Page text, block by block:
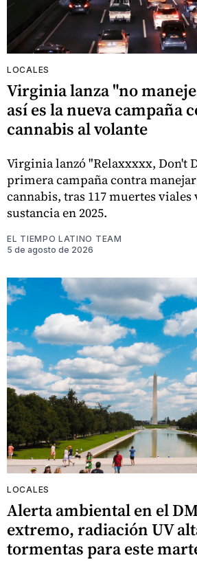
LOCALES
Virginia lanza "no
así es la nueva campaña
cannabis al volante
Virginia lanzó "Relaxxxxx, Don't
primera campaña contra
cannabis, tras 117 muertes
sustancia en 2025.
EL TIEMPO LATINO TEAM
5 de agosto de 2026
LOCALES
Alerta ambiental en el
extremo, radiación UV
tormentas para este